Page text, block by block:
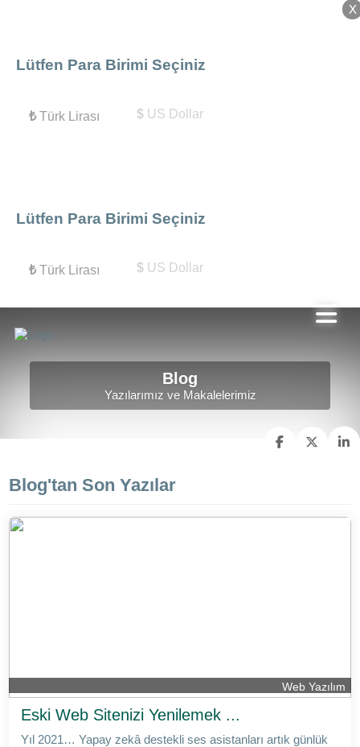
X
Lütfen Para Birimi Seçiniz
₺Türk Lirası $US Dollar
X
Lütfen Para Birimi Seçiniz
₺Türk Lirası $US Dollar
Blog
Yazılarımız ve Makalelerimiz
Blog'tan Son Yazılar
Web Yazılım
Eski Web Sitenizi Yenilemek ...
Yıl 2021… Yapay zekâ destekli ses asistanları artık günlük